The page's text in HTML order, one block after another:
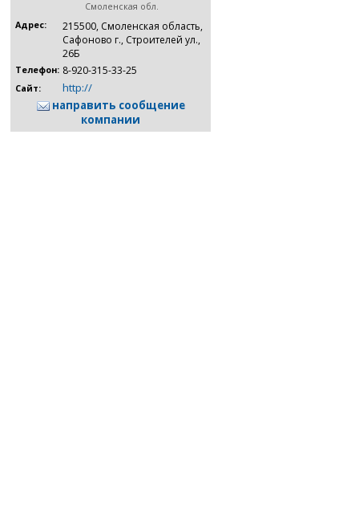
Смоленская обл.
Адрес:
215500, Смоленская область,
Сафоново г., Строителей ул.,
26Б
Телефон: 8-920-315-33-25
Сайт:
http://
направить сообщение
компании